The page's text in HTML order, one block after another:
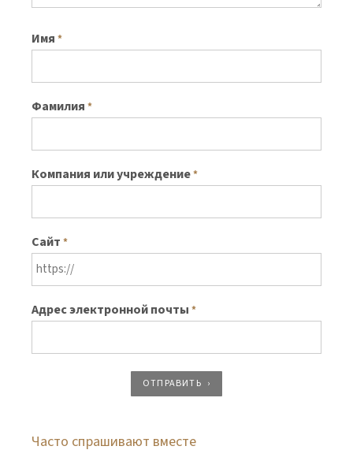
Имя *
Фамилия *
Компания или учреждение*
Сайт *
Адрес электронной почты *
ОТПРАВИТЬ
Часто спрашивают вместе